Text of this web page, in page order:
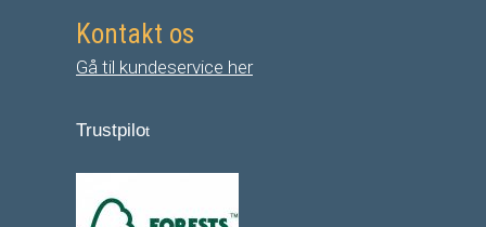
Kontakt os
Gå til kundeservice her
Trustpilot